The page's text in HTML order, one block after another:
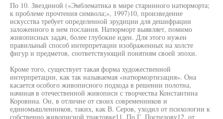
По 10. Звездиной («Эмблематика в мире старинного натюрморта;
к проблеме прочтения символа;», 1997)10, произведение
искусства требует определенной эрудиции для дешифрации
заложенного в нем послания. Натюрморт выявляет, помимо
живописных задач, более глубокие идеи. Для этого нужен
правильный способ интерпретации изображенных на холсте
фигур и предметов, соответствующий понятиям своей эпохи.
Кроме того, существует такая форма художественной
интерпретации, как так называемая «натюрмортизация». Она
касается особого живописного подхода в решении полотна,
начиная в отечественной живописи с творчества Константина
Коровина. Он, в отличие от своих современников и
единомышленников, таких, как В. Серов, уходил от психологии к
собственно живописной трактовке11. По Г. Поспелову12, от